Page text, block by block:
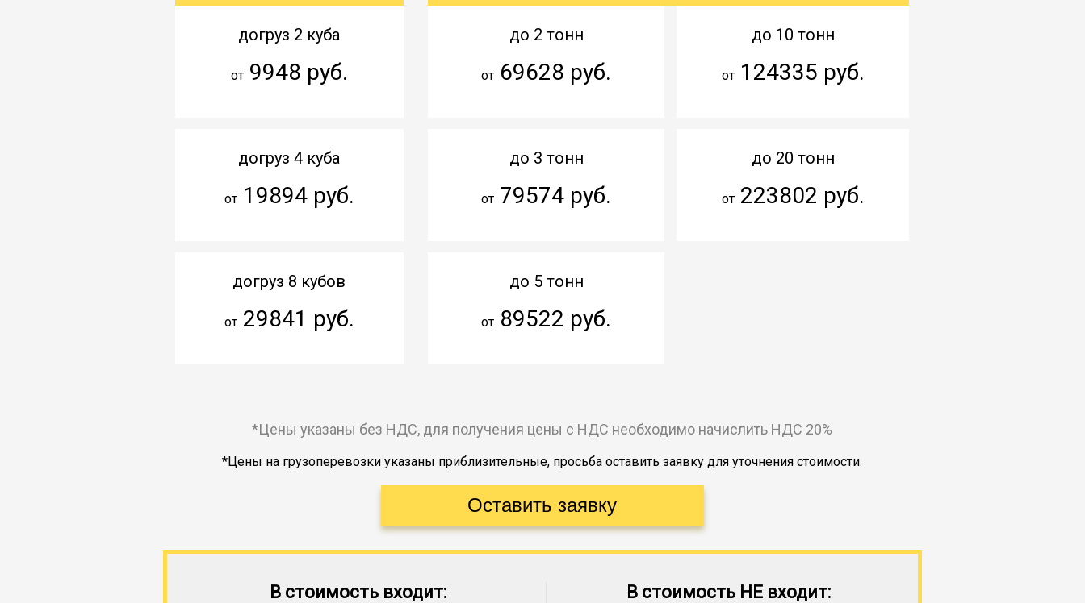
догруз 2 куба
от9948 руб.
догруз 4 куба
от19894 руб.
догруз 8 кубов
от29841 руб.
до 2 тонн
от 69628 руб.
до 3 тонн
от 79574 руб.
до 5 тонн
от 89522 руб.
до 10 тонн
от124335 руб.
до 20 тонн
от223802 руб.
*Цены указаны без НДС, для получения цены с НДС необходимо начислить НДС 20%
*Цены на грузоперевозки указаны приблизительные, просьба оставить заявку для уточнения стоимости.
В стоимость входит: В стоимость НЕ входит: